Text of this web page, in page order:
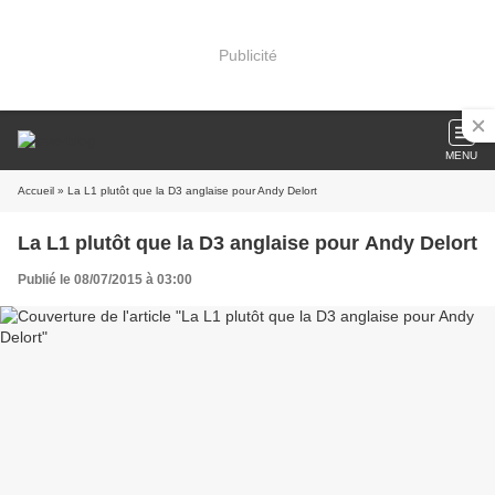
Publicité
MENU
Accueil » La L1 plutôt que la D3 anglaise pour Andy Delort
La L1 plutôt que la D3 anglaise pour Andy Delort
Publié le 08/07/2015 à 03:00